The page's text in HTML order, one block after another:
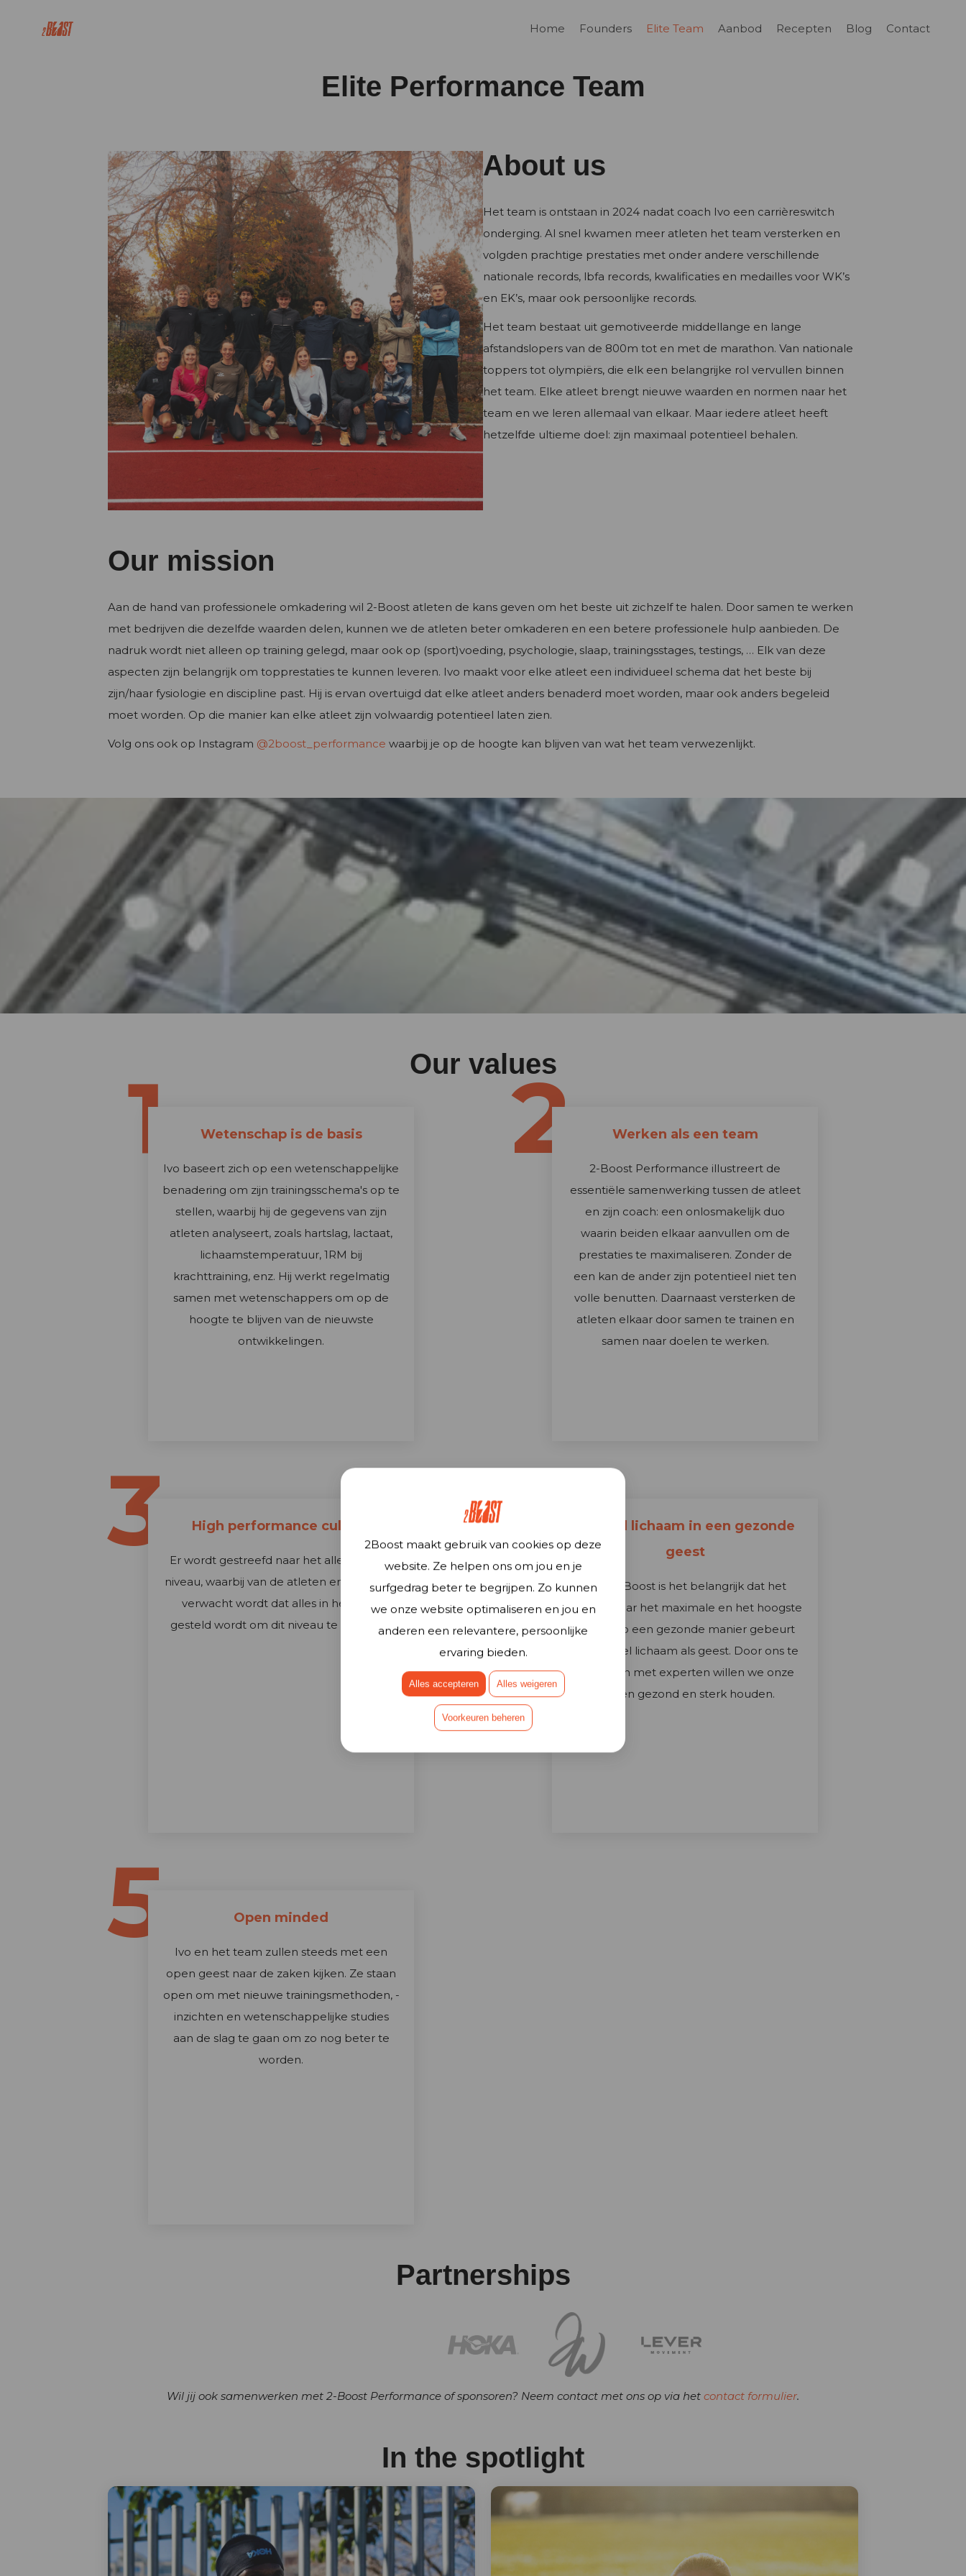
2Boost maakt gebruik van cookies op deze
website. Ze helpen ons om jou en je
surfgedrag beter te begrijpen. Zo kunnen
we onze website optimaliseren en jou en
anderen een relevantere, persoonlijke
ervaring bieden.
Alles accepteren Alles weigeren
Voorkeuren beheren
Home Founders Elite Team Aanbod Recepten Blog Contact
Elite Performance Team
About us
Het team is ontstaan in 2024 nadat coach Ivo een carrièreswitch
onderging. Al snel kwamen meer atleten het team versterken en
volgden prachtige prestaties met onder andere verschillende
nationale records, lbfa records, kwalificaties en medailles voor WK’s
en EK’s, maar ook persoonlijke records.
Het team bestaat uit gemotiveerde middellange en lange
afstandslopers van de 800m tot en met de marathon. Van nationale
toppers tot olympiërs, die elk een belangrijke rol vervullen binnen
het team. Elke atleet brengt nieuwe waarden en normen naar het
team en we leren allemaal van elkaar. Maar iedere atleet heeft
hetzelfde ultieme doel: zijn maximaal potentieel behalen.
Our mission
Aan de hand van professionele omkadering wil 2-Boost atleten de kans geven om het beste uit zichzelf te halen. Door samen te werken
met bedrijven die dezelfde waarden delen, kunnen we de atleten beter omkaderen en een betere professionele hulp aanbieden. De
nadruk wordt niet alleen op training gelegd, maar ook op (sport)voeding, psychologie, slaap, trainingsstages, testings, … Elk van deze
aspecten zijn belangrijk om topprestaties te kunnen leveren. Ivo maakt voor elke atleet een individueel schema dat het beste bij
zijn/haar fysiologie en discipline past. Hij is ervan overtuigd dat elke atleet anders benaderd moet worden, maar ook anders begeleid
moet worden. Op die manier kan elke atleet zijn volwaardig potentieel laten zien.
Volg ons ook op Instagram @2boost_performance waarbij je op de hoogte kan blijven van wat het team verwezenlijkt.
Our values
1 Wetenschap is de basis
Ivo baseert zich op een wetenschappelijke
benadering om zijn trainingsschema's op te
stellen, waarbij hij de gegevens van zijn
atleten analyseert, zoals hartslag, lactaat,
lichaamstemperatuur, 1RM bij
krachttraining, enz. Hij werkt regelmatig
samen met wetenschappers om op de
hoogte te blijven van de nieuwste
ontwikkelingen.
2 Werken als een team
2-Boost Performance illustreert de
essentiële samenwerking tussen de atleet
en zijn coach: een onlosmakelijk duo
waarin beiden elkaar aanvullen om de
prestaties te maximaliseren. Zonder de
een kan de ander zijn potentieel niet ten
volle benutten. Daarnaast versterken de
atleten elkaar door samen te trainen en
samen naar doelen te werken.
3 High performance cultuur
Er wordt gestreefd naar het allerhoogste
niveau, waarbij van de atleten en de coach
verwacht wordt dat alles in het werk
gesteld wordt om dit niveau te bereiken.
4
Gezond lichaam in een gezonde
geest
Voor 2-Boost is het belangrijk dat het
streven naar het maximale en het hoogste
niveau op een gezonde manier gebeurt
voor zowel lichaam als geest. Door ons te
omringen met experten willen we onze
atleten gezond en sterk houden.
5 Open minded
Ivo en het team zullen steeds met een
open geest naar de zaken kijken. Ze staan
open om met nieuwe trainingsmethoden, -
inzichten en wetenschappelijke studies
aan de slag te gaan om zo nog beter te
worden.
Partnerships
Wil jij ook samenwerken met 2-Boost Performance of sponsoren? Neem contact met ons op via het contact formulier.
In the spotlight